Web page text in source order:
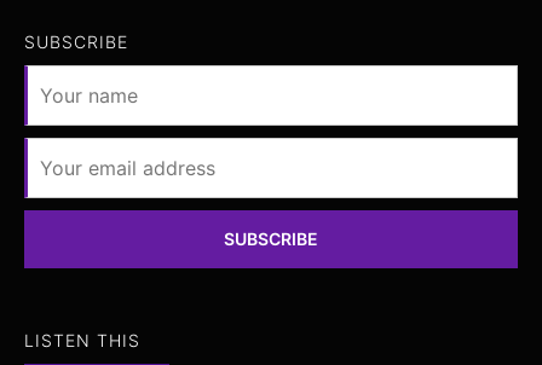
SUBSCRIBE
SUBSCRIBE
LISTEN THIS